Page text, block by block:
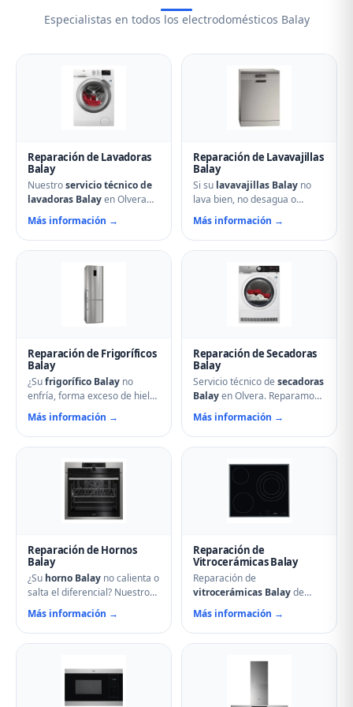
Especialistas en todos los electrodomésticos Balay
Reparación de Lavadoras
Balay
Nuestroservicio técnico de
lavadoras Balayen Olvera
soluciona cualquier avería:
problemas de centrifugado,
fugas de agua, ruidos
arranque o problemas de
especializados con repuestos
originales Balay y reparación
el mismo día.
Más información →
Reparación de Lavavajillas
Balay
Si su lavavajillas Balay no
lava bien, no desagua o
muestra errores en el display,
nuestro servicio técnico en
Olvera puede ayudarle.
obstruidos, bombas de
desagüe, problemas de
secado y fallos electrónicos
con piezas originales.
Más información →
Reparación de Frigoríficos
Balay
¿Sufrigorífico Balay no
enfría, forma exceso de hielo
o hace ruidos extraños?
Nuestros técnicos en Olvera
reparan compresores,
Frost, fugas de gas
refrigerante y problemas de
descarche. Servicio urgente
para evitar pérdida de
alimentos.
Más información →
Reparación de Secadoras
Balay
Servicio técnico de secadoras
Balayen Olvera. Reparamos
problemas de calentamiento,
tambor que no gira,
termostatos de seguridad,
fallos en el secado.
Mantenimiento preventivo y
limpieza de filtros incluido en
Más información →
Reparación de Hornos
Balay
¿Su horno Balay no calienta o
salta el diferencial? Nuestro
servicio técnico en Olvera
repara resistencias,
ventiladores, termostatos,
en hornos multifunción,
pirolíticos y de vapor Balay.
Más información →
Reparación de
Vitrocerámicas Balay
Reparación de
vitrocerámicas Balayde
inducción y de cocción en
Olvera. Solucionamos fuegos
que no encienden, cristales
responden, fallos en módulos
de inducción y problemas de
regulación de temperatura.
Más información →